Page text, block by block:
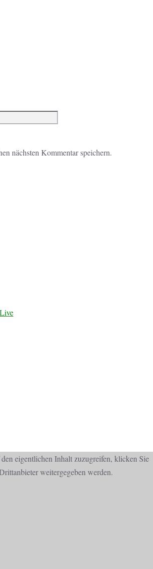
nächsten Kommentar speichern.
eigentlichen Inhalt zuzugreifen, klicken Sie
weitergegeben werden.